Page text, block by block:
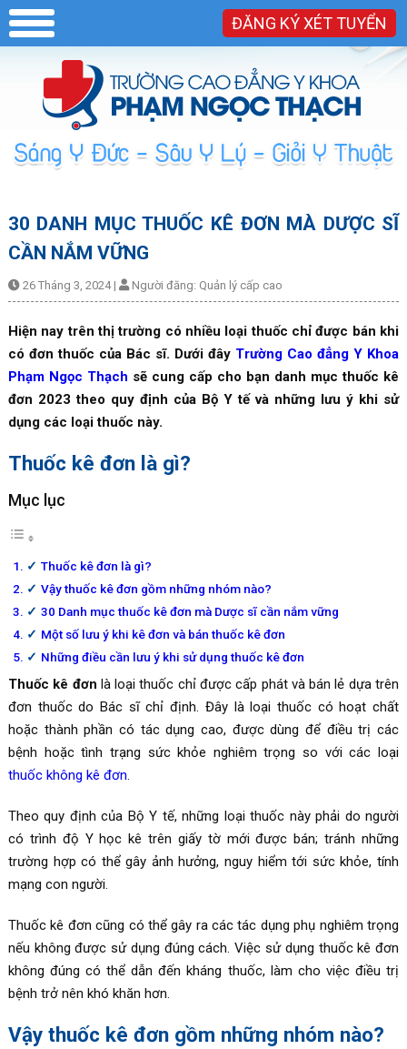
ĐĂNG KÝ XÉT TUYỂN
30 DANH MỤC THUỐC KÊ ĐƠN MÀ DƯỢC SĨ
CẦN NẮM VỮNG
26 Tháng 3, 2024 | Người đăng: Quản lý cấp cao
Hiện nay trên thị trường có nhiều loại thuốc chỉ được bán khi
có đơn thuốc của Bác sĩ. Dưới đây Trường Cao đẳng Y Khoa
Phạm Ngọc Thạch sẽ cung cấp cho bạn danh mục thuốc kê
đơn 2023 theo quy định của Bộ Y tế và những lưu ý khi sử
dụng các loại thuốc này.
Thuốc kê đơn là gì?
Mục lục
Thuốc kê đơn là gì?
Vậy thuốc kê đơn gồm những nhóm nào?
30 Danh mục thuốc kê đơn mà Dược sĩ cần nắm vững
Một số lưu ý khi kê đơn và bán thuốc kê đơn
Những điều cần lưu ý khi sử dụng thuốc kê đơn
Thuốc kê đơn là loại thuốc chỉ được cấp phát và bán lẻ dựa trên
đơn thuốc do Bác sĩ chỉ định. Đây là loại thuốc có hoạt chất
hoặc thành phần có tác dụng cao, được dùng để điều trị các
bệnh hoặc tình trạng sức khỏe nghiêm trọng so với các loại
thuốc không kê đơn.
Theo quy định của Bộ Y tế, những loại thuốc này phải do người
có trình độ Y học kê trên giấy tờ mới được bán; tránh những
trường hợp có thể gây ảnh hưởng, nguy hiểm tới sức khỏe, tính
mạng con người.
Thuốc kê đơn cũng có thể gây ra các tác dụng phụ nghiêm trọng
nếu không được sử dụng đúng cách. Việc sử dụng thuốc kê đơn
không đúng có thể dẫn đến kháng thuốc, làm cho việc điều trị
bệnh trở nên khó khăn hơn.
Vậy thuốc kê đơn gồm những nhóm nào?